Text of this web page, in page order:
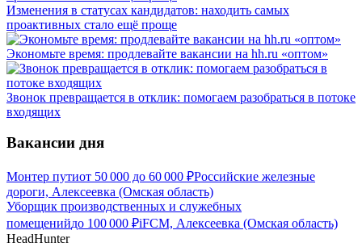
Изменения в статусах кандидатов: находить самых
проактивных стало ещё проще
Экономьте время: продлевайте вакансии на hh.ru «оптом»
Звонок превращается в отклик: помогаем разобраться в потоке
входящих
Вакансии дня
Монтер путиот 50 000 до 60 000 ₽Российские железные
дороги, Алексеевка (Омская область)
Уборщик производственных и служебных
помещенийдо 100 000 ₽iFCM, Алексеевка (Омская область)
HeadHunter